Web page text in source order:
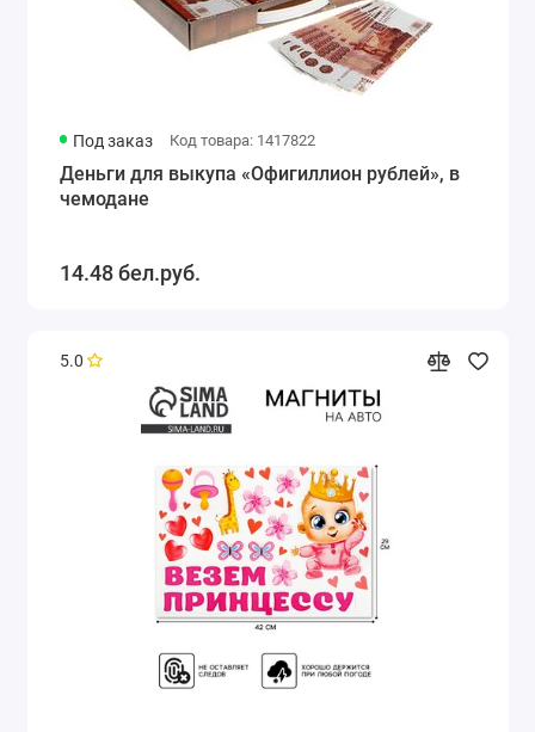
Под заказ Код товара: 1417822
Деньги для выкупа «Офигиллион рублей», в
чемодане
14.48 бел.руб.
5.0